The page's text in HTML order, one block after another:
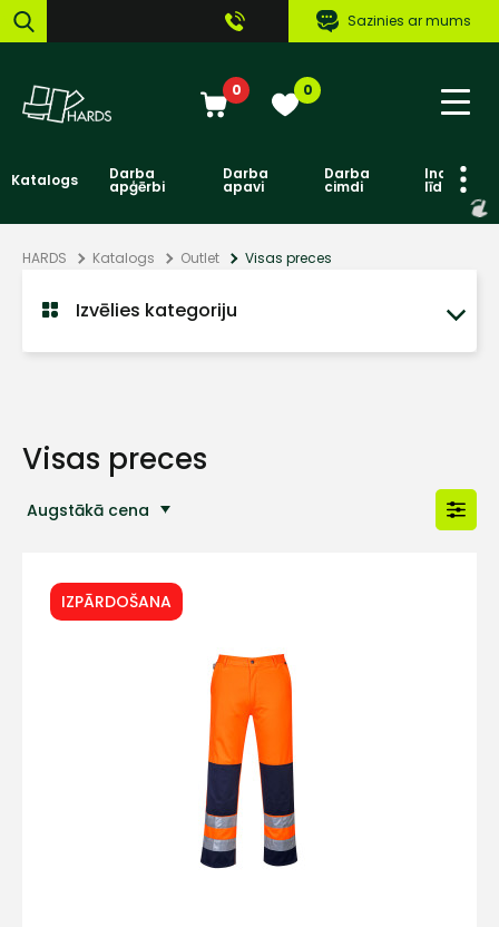
Sazinies ar mums
0 0
Katalogs Darba
apģērbi
Darba
apavi
Darba
cimdi līdzekļi
HARDS Katalogs Outlet Visas preces
Izvēlies kategoriju
Visas preces
Augstākā cena
IZPĀRDOŠANA